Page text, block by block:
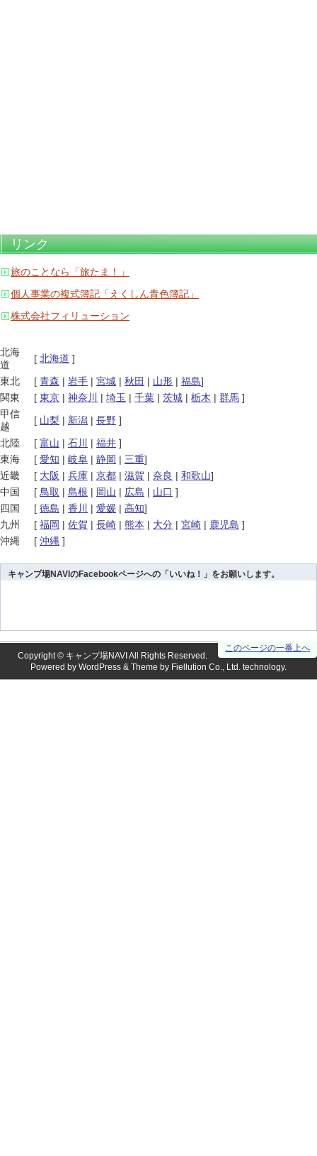
リンク
旅のことなら「旅たま！」
個人事業の複式簿記「えくしん青色簿記」
株式会社フィリューション
北海
道
[ 北海道 ]
東北
[ 青森 | 岩手 | 宮城 | 秋田 | 山形 | 福島]
関東
[ 東京 | 神奈川 | 埼玉 | 千葉 | 茨城 | 栃木 | 群馬 ]
甲信
越
[ 山梨 | 新潟 | 長野 ]
北陸
[ 富山 | 石川 | 福井 ]
東海
[ 愛知 | 岐阜 | 静岡 | 三重]
近畿
[ 大阪 | 兵庫 | 京都 | 滋賀 | 奈良 | 和歌山]
中国
[ 鳥取 | 島根 | 岡山 | 広島 | 山口 ]
四国
[ 徳島 | 香川 | 愛媛 | 高知]
九州
[ 福岡 | 佐賀 | 長崎 | 熊本 | 大分 | 宮崎 | 鹿児島 ]
沖縄
[ 沖縄 ]
キャンプ場NAVIのFacebookページへの「いいね！」をお願いします。
このページの一番上へ
Copyright © キャンプ場NAVI All Rights Reserved.
Powered by WordPress & Theme by Fiellution Co., Ltd. technology.